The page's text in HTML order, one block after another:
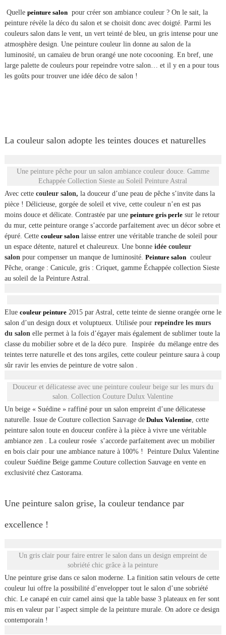
Quelle peinture salonpour créer son ambiance couleur ? On le sait, la
peinture révèle la déco du salon et se choisit donc avec doigté. Parmi les
couleurs salon dans le vent, un vert teinté de bleu, un gris intense pour une
atmosphère design. Une peinture couleur lin donne au salon de la
luminosité, un camaïeu de brun orangé une note cocooning. En bref, une
large palette de couleurs pour repeindre votre salon… et il y en a pour tous
les goûts pour trouver une idée déco de salon !
La couleur salon adopte les teintes douces et naturelles
Une peinture pêche pour un salon ambiance couleur douce. Gamme
Echappée Collection Sieste au Soleil Peinture Astral
Avec cette couleur salon, la douceur d’une peau de pêche s’invite dans la
pièce ! Délicieuse, gorgée de soleil et vive, cette couleur n’en est pas
moins douce et délicate. Contrastée par une peinture gris perle sur le retour
du mur, cette peinture orange s’accorde parfaitement avec un décor sobre et
épuré. Cette couleur salon laisse entrer une véritable tranche de soleil pour
un espace détente, naturel et chaleureux. Une bonne idée couleur
salon pour compenser un manque de luminosité. Peinture salon couleur
Pêche, orange : Canicule, gris : Criquet, gamme Échappée collection Sieste
au soleil de la Peinture Astral.
Elue couleur peinture2015 par Astral, cette teinte de sienne orangée orne le
salon d’un design doux et voluptueux. Utilisée pour repeindre les murs
du salon elle permet à la fois d’égayer mais également de sublimer toute la
classe du mobilier sobre et de la déco pure. Inspirée du mélange entre des
teintes terre naturelle et des tons argiles, cette couleur peinture saura à coup
sûr ravir les envies de peinture de votre salon .
Douceur et délicatesse avec une peinture couleur beige sur les murs du
salon. Collection Couture Dulux Valentine
Un beige « Suédine » raffiné pour un salon empreint d’une délicatesse
naturelle. Issue de Couture collection Sauvage de Dulux Valentine, cette
peinture salon toute en douceur confère à la pièce à vivre une véritable
ambiance zen . La couleur rosée s’accorde parfaitement avec un mobilier
en bois clair pour une ambiance nature à 100% ! Peinture Dulux Valentine
couleur Suédine Beige gamme Couture collection Sauvage en vente en
exclusivité chez Castorama.
Une peinture salon grise, la couleur tendance par
excellence !
Un gris clair pour faire entrer le salon dans un design empreint de
sobriété chic grâce à la peinture
Une peinture grise dans ce salon moderne. La finition satin velours de cette
couleur lui offre la possibilité d’envelopper tout le salon d’une sobriété
chic. Le canapé en cuir camel ainsi que la table basse 3 plateaux en fer sont
mis en valeur par l’aspect simple de la peinture murale. On adore ce design
contemporain !